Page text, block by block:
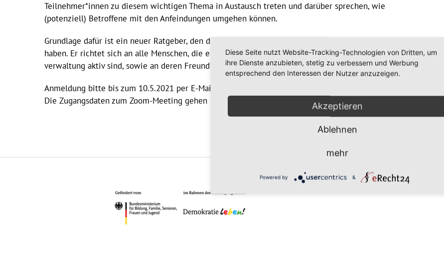
Teilnehmer*innen zu diesem wichtigen Thema in Austausch treten und darüber sprechen, wie
(potenziell) Betroffene mit den Anfeindungen umgehen können.
Grundlage dafür ist ein neuer Ratgeber, den der BMB und VBRG kürzlich gemeinsam herausgegeben
haben. Er richtet sich an alle Menschen, die ehren- oder hauptamtlich in der Kommunalpolitik und -
verwaltung aktiv sind, sowie an deren Freund*innen, Familien und Vorgesetzte.
Anmeldung bitte bis zum 10.5.2021 per E-Mail unter
Die Zugangsdaten zum Zoom-Meeting gehen Interessenten dann zeitnah zu.
Diese Seite nutzt Website-Tracking-Technologien von Dritten, um
ihre Dienste anzubieten, stetig zu verbessern und Werbung
entsprechend den Interessen der Nutzer anzuzeigen.
Akzeptieren
Ablehnen
mehr
Powered by &